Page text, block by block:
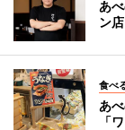
あ
ン
食べ
あ
「